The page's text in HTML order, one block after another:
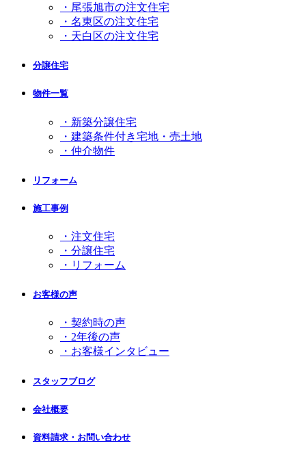
・尾張旭市の注文住宅
・名東区の注文住宅
・天白区の注文住宅
分譲住宅
物件一覧
・新築分譲住宅
・建築条件付き宅地・売土地
・仲介物件
リフォーム
施工事例
・注文住宅
・分譲住宅
・リフォーム
お客様の声
・契約時の声
・2年後の声
・お客様インタビュー
スタッフブログ
会社概要
資料請求・お問い合わせ